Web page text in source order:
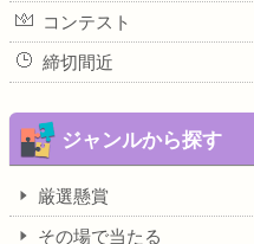
コンテスト
締切間近
ジャンルから探す
厳選懸賞
その場で当たる